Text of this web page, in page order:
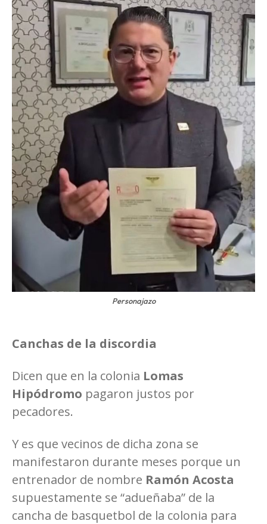
Personajazo
Canchas de la discordia
Dicen que en la colonia Lomas
Hipódromo pagaron justos por
pecadores.
Y es que vecinos de dicha zona se
manifestaron durante meses porque un
entrenador de nombre Ramón Acosta
supuestamente se “adueñaba” de la
cancha de basquetbol de la colonia para